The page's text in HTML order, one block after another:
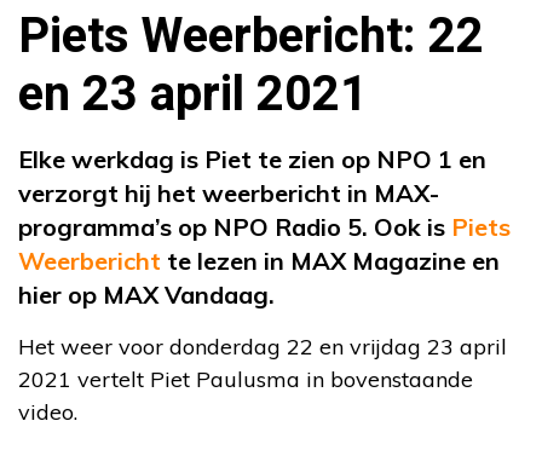
Piets Weerbericht: 22
en 23 april 2021
Elke werkdag is Piet te zien op NPO 1 en
verzorgt hij het weerbericht in MAX-
programma’s op NPO Radio 5. Ook is Piets
Weerbericht te lezen in MAX Magazine en
hier op MAX Vandaag.
Het weer voor donderdag 22 en vrijdag 23 april
2021 vertelt Piet Paulusma in bovenstaande
video.